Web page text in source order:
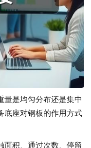
量是均匀分布还是集中
底座对钢板的作用方式
面积、通过次数、停留